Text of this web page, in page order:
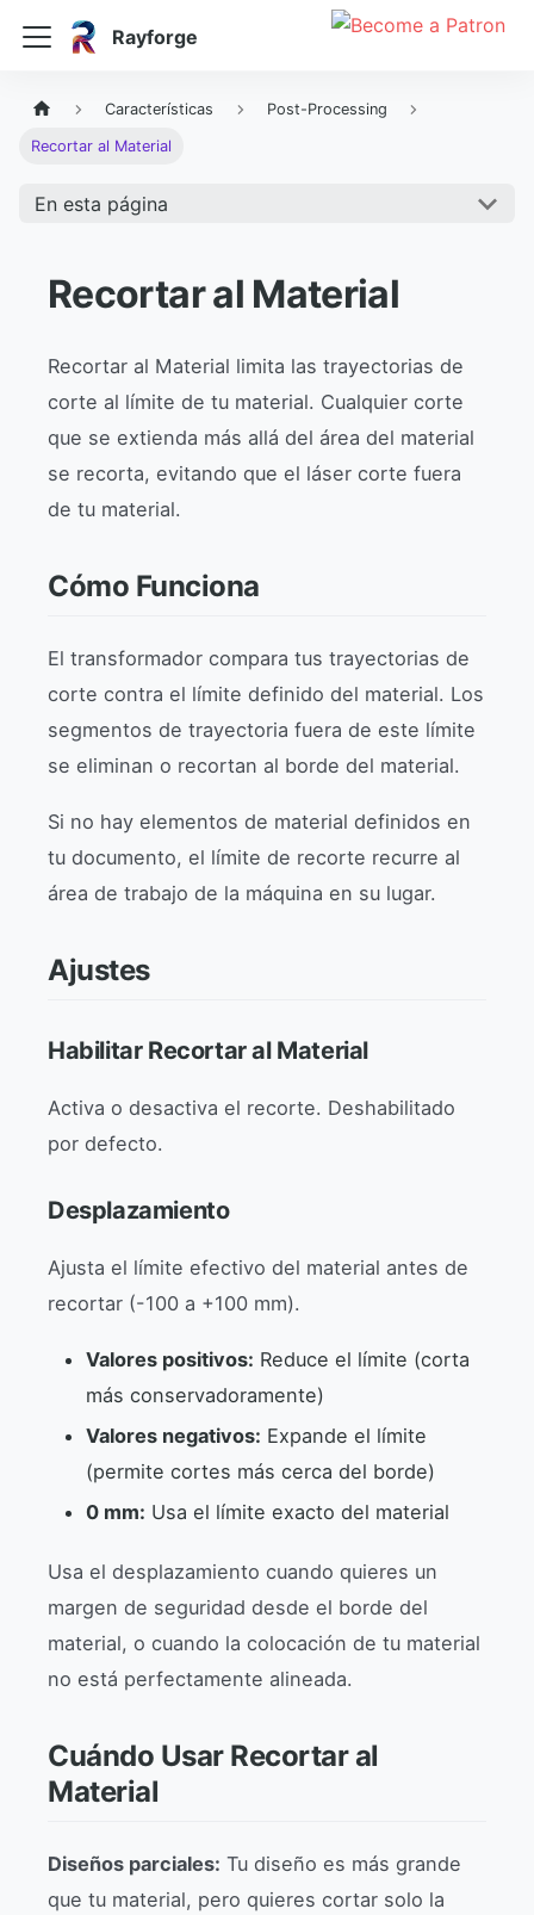
Rayforge
Características Post-Processing
Recortar al Material
En esta página
Recortar al Material
Recortar al Material limita las trayectorias de
corte al límite de tu material. Cualquier corte
que se extienda más allá del área del material
se recorta, evitando que el láser corte fuera
de tu material.
Cómo Funciona
El transformador compara tus trayectorias de
corte contra el límite definido del material. Los
segmentos de trayectoria fuera de este límite
se eliminan o recortan al borde del material.
Si no hay elementos de material definidos en
tu documento, el límite de recorte recurre al
área de trabajo de la máquina en su lugar.
Ajustes
Habilitar Recortar al Material
Activa o desactiva el recorte. Deshabilitado
por defecto.
Desplazamiento
Ajusta el límite efectivo del material antes de
recortar (-100 a +100 mm).
Valores positivos: Reduce el límite (corta
más conservadoramente)
Valores negativos: Expande el límite
(permite cortes más cerca del borde)
0 mm: Usa el límite exacto del material
Usa el desplazamiento cuando quieres un
margen de seguridad desde el borde del
material, o cuando la colocación de tu material
no está perfectamente alineada.
Cuándo Usar Recortar al
Material
Diseños parciales: Tu diseño es más grande
que tu material, pero quieres cortar solo la